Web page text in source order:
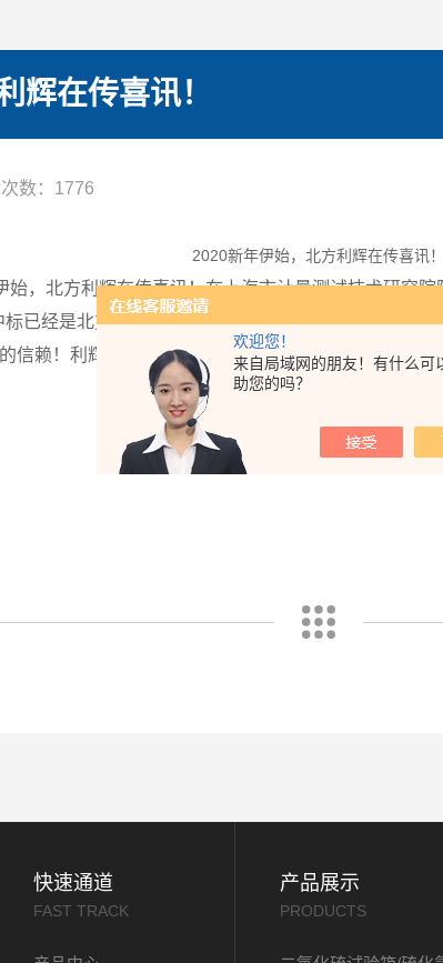
欢迎您！
来自局域网的朋友！有什么可
助您的吗？
辉在传喜讯！
数：1776
2020新年伊始，北方利辉在传喜讯！
，北方利辉在传喜讯！在上海市计量测试技术研究
已经是北方利辉品牌第三次入围上海市计量测试技术
信赖！利辉自成立以来风风雨雨已经13周年，有今天
快速通道
FAST TRACK
产品展示
PRODUCTS